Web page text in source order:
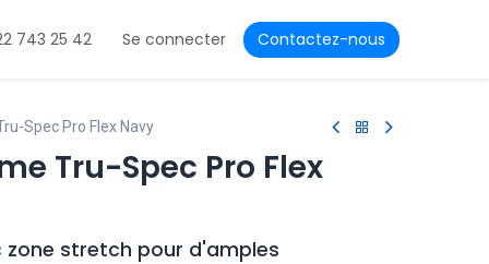
743 25 42 Se connecter Contactez-nous
Spec Pro Flex Navy
Tru-Spec Pro Flex
stretch pour d'amples